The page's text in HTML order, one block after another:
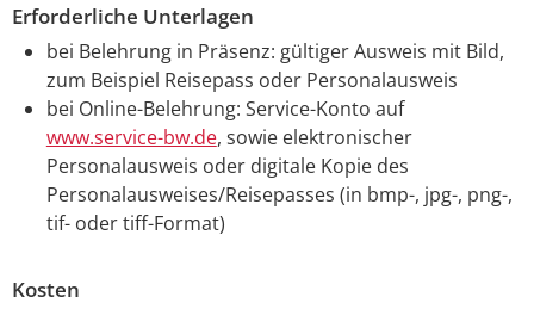
Erforderliche Unterlagen
bei Belehrung in Präsenz: gültiger Ausweis mit Bild,
zum Beispiel Reisepass oder Personalausweis
bei Online-Belehrung: Service-Konto auf
www.service-bw.de, sowie elektronischer
Personalausweis oder digitale Kopie des
Personalausweises/Reisepasses (in bmp-, jpg-, png-,
tif- oder tiff-Format)
Kosten